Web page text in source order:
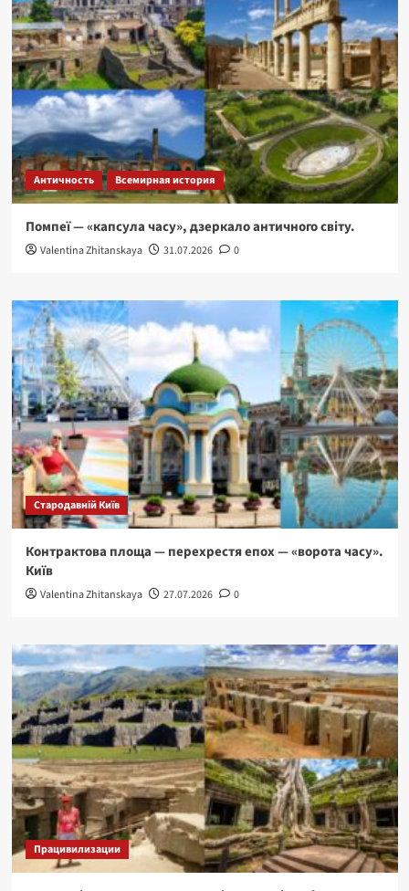
Античность Всемирная история
Помпеї — «капсула часу», дзеркало античного світу.
Valentina Zhitanskaya 31.07.2026 0
Стародавній Київ
Контрактова площа — перехрестя епох — «ворота часу».
Київ
Valentina Zhitanskaya 27.07.2026 0
Працивилизации